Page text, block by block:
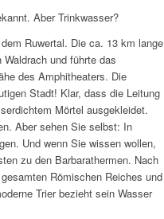
Aber Trinkwasser?
Ruwertal. Die ca. 13 km lange
und führte das
des Amphitheaters. Die
Stadt! Klar, dass die Leitung
Mörtel ausgekleidet.
Aber sehen Sie selbst: In
Und wenn Sie wissen wollen,
zu den Barbarathermen. Nach
Römischen Reiches und
Trier bezieht sein Wasser